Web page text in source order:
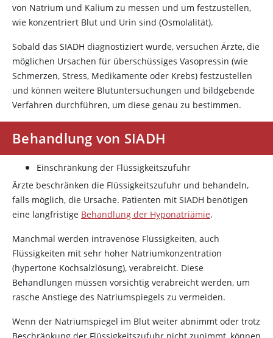
von Natrium und Kalium zu messen und um festzustellen,
wie konzentriert Blut und Urin sind (Osmolalität).
Sobald das SIADH diagnostiziert wurde, versuchen Ärzte, die
möglichen Ursachen für überschüssiges Vasopressin (wie
Schmerzen, Stress, Medikamente oder Krebs) festzustellen
und können weitere Blutuntersuchungen und bildgebende
Verfahren durchführen, um diese genau zu bestimmen.
Behandlung von SIADH
Einschränkung der Flüssigkeitszufuhr
Ärzte beschränken die Flüssigkeitszufuhr und behandeln,
falls möglich, die Ursache. Patienten mit SIADH benötigen
eine langfristige Behandlung der Hyponatriämie.
Manchmal werden intravenöse Flüssigkeiten, auch
Flüssigkeiten mit sehr hoher Natriumkonzentration
(hypertone Kochsalzlösung), verabreicht. Diese
Behandlungen müssen vorsichtig verabreicht werden, um
rasche Anstiege des Natriumspiegels zu vermeiden.
Wenn der Natriumspiegel im Blut weiter abnimmt oder trotz